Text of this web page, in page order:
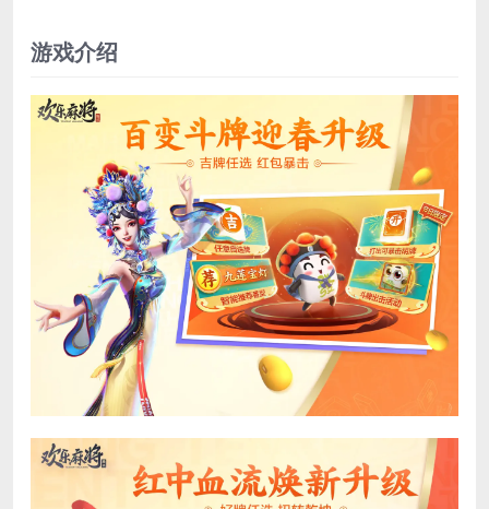
游戏介绍